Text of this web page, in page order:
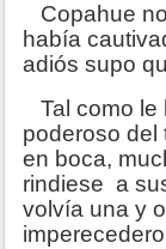
Copahue
había
adiós supo
Tal como le
poderoso del
en boca,
rindiese a
volvía una y